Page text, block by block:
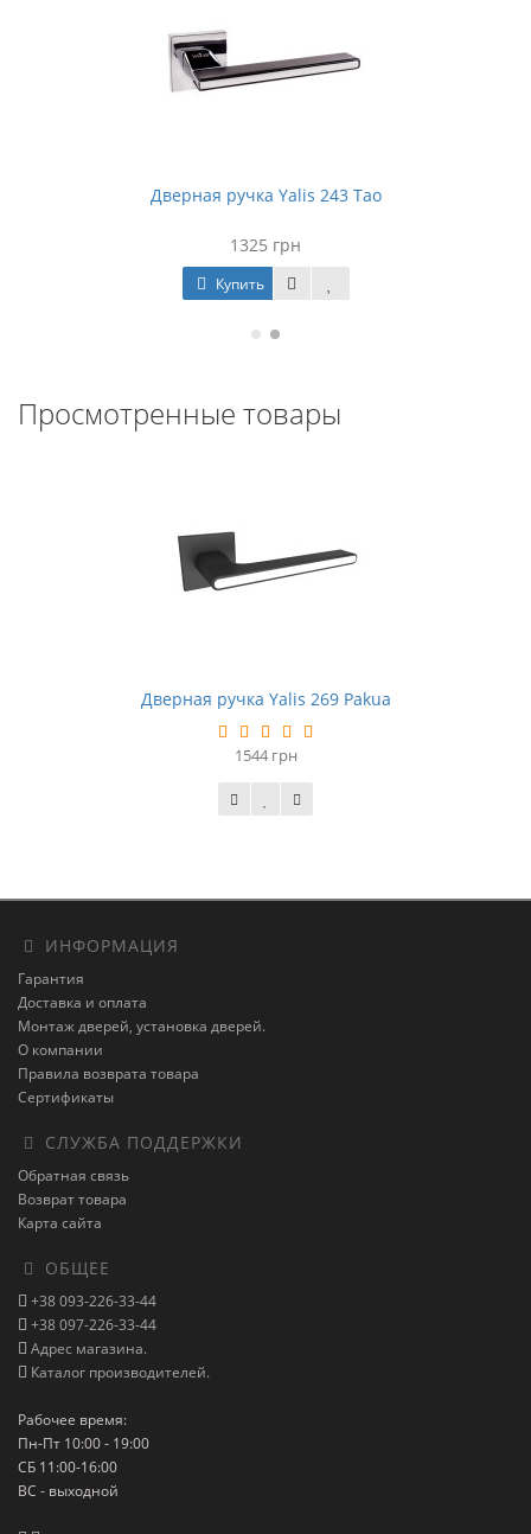
Дверная ручка Yalis 243 Tao
1325 грн
Купить
Просмотренные товары
Дверная ручка Yalis 269 Pakua
1544 грн
ИНФОРМАЦИЯ
Гарантия
Доставка и оплата
Монтаж дверей, установка дверей.
О компании
Правила возврата товара
Сертификаты
СЛУЖБА ПОДДЕРЖКИ
Обратная связь
Возврат товара
Карта сайта
ОБЩЕЕ
+38 093-226-33-44
+38 097-226-33-44
Адрес магазина.
Каталог производителей.
Рабочее время:
Пн-Пт 10:00 - 19:00
СБ 11:00-16:00
ВС - выходной